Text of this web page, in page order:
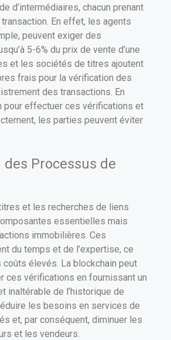
d’intermédiaires, chacun prenant
En effet, les agents
peuvent exiger des
5-6% du prix de vente d’une
et les sociétés de titres ajoutent
frais pour la vérification des
des transactions. En
pour effectuer ces vérifications et
les parties peuvent éviter
Processus de
et les recherches de liens
essentielles mais
immobilières. Ces
du temps et de l’expertise, ce
élevés. La blockchain peut
ces vérifications en fournissant un
inaltérable de l’historique de
les besoins en services de
et, par conséquent, diminuer les
et les vendeurs.